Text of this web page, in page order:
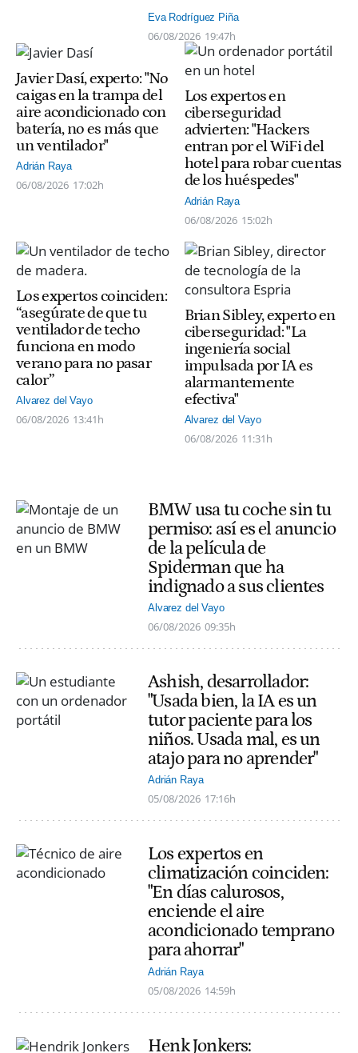
Eva Rodríguez Piña
06/08/2026 19:47h
Javier Dasí, experto: "No
caigas en la trampa del
aire acondicionado con
batería, no es más que
un ventilador"
Adrián Raya
06/08/2026 17:02h
Los expertos en
ciberseguridad
advierten: "Hackers
entran por el WiFi del
hotel para robar cuentas
de los huéspedes"
Adrián Raya
06/08/2026 15:02h
Los expertos coinciden:
“asegúrate de que tu
ventilador de techo
funciona en modo
verano para no pasar
calor”
Alvarez del Vayo
06/08/2026 13:41h
Brian Sibley, experto en
ciberseguridad: "La
ingeniería social
impulsada por IA es
alarmantemente
efectiva"
Alvarez del Vayo
06/08/2026 11:31h
BMW usa tu coche sin tu
permiso: así es el anuncio
de la película de
Spiderman que ha
indignado a sus clientes
Alvarez del Vayo
06/08/2026 09:35h
Ashish, desarrollador:
"Usada bien, la IA es un
tutor paciente para los
niños. Usada mal, es un
atajo para no aprender"
Adrián Raya
05/08/2026 17:16h
Los expertos en
climatización coinciden:
"En días calurosos,
enciende el aire
acondicionado temprano
para ahorrar"
Adrián Raya
05/08/2026 14:59h
Henk Jonkers: